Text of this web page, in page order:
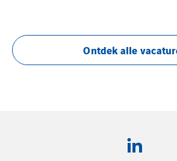
Ontdek alle